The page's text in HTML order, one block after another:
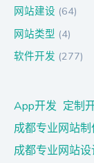
网站建设 (64)
网站类型 (4)
软件开发 (277)
App开发 定制
成都专业网站
成都专业网站